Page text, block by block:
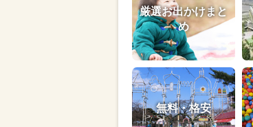
厳選お出かけまと
め
無料・格安